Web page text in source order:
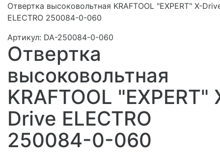
Отвертка высоковольтная KRAFTOOL "EXPERT" X-
ELECTRO 250084-0-060
Артикул: DA-250084-0-060
Отвертка
высоковольтная
KRAFTOOL "EXPERT"
Drive ELECTRO
250084-0-060